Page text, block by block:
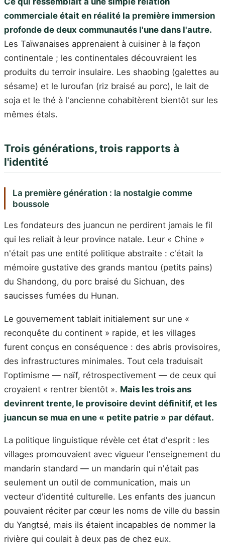
commerciale était en réalité la première immersion
profonde de deux communautés l'une dans l'autre.
Les Taïwanaises apprenaient à cuisiner à la façon
continentale ; les continentales découvraient les
produits du terroir insulaire. Les shaobing (galettes au
sésame) et le luroufan (riz braisé au porc), le lait de
soja et le thé à l'ancienne cohabitèrent bientôt sur les
mêmes étals.
Trois générations, trois rapports à
l'identité
La première génération : la nostalgie comme
boussole
Les fondateurs des juancun ne perdirent jamais le fil
qui les reliait à leur province natale. Leur « Chine »
n'était pas une entité politique abstraite : c'était la
mémoire gustative des grands mantou (petits pains)
du Shandong, du porc braisé du Sichuan, des
saucisses fumées du Hunan.
Le gouvernement tablait initialement sur une «
reconquête du continent » rapide, et les villages
furent conçus en conséquence : des abris provisoires,
des infrastructures minimales. Tout cela traduisait
l'optimisme — naïf, rétrospectivement — de ceux qui
croyaient « rentrer bientôt ». Mais les trois ans
devinrent trente, le provisoire devint définitif, et les
juancun se mua en une « petite patrie » par défaut.
La politique linguistique révèle cet état d'esprit : les
villages promouvaient avec vigueur l'enseignement du
mandarin standard — un mandarin qui n'était pas
seulement un outil de communication, mais un
vecteur d'identité culturelle. Les enfants des juancun
pouvaient réciter par cœur les noms de ville du bassin
du Yangtsé, mais ils étaient incapables de nommer la
rivière qui coulait à deux pas de chez eux.